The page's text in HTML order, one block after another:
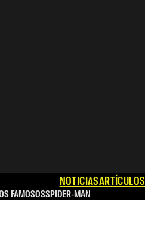
NOTICIASARTÍCULOS
FAMOSOSSPIDER-MAN